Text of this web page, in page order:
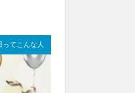
ってこんな人